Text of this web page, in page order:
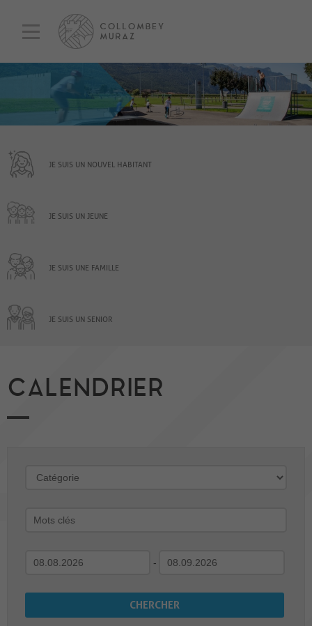
JE SUIS UN NOUVEL HABITANT
JE SUIS UN JEUNE
JE SUIS UNE FAMILLE
JE SUIS UN SENIOR
CALENDRIER
-